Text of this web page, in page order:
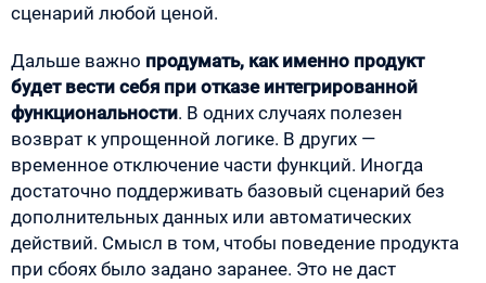
сценарий любой ценой.
Дальше важно продумать, как именно продукт
будет вести себя при отказе интегрированной
функциональности. В одних случаях полезен
возврат к упрощенной логике. В других —
временное отключение части функций. Иногда
достаточно поддерживать базовый сценарий без
дополнительных данных или автоматических
действий. Смысл в том, чтобы поведение продукта
при сбоях было задано заранее. Это не даст